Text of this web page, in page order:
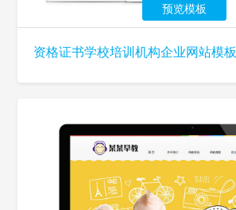
预览模板
资格证书学校培训机构企业网站模板